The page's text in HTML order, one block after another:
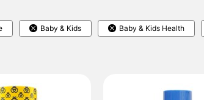
Baby & Kids Baby & Kids Health